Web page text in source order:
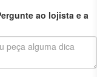
ao lojista e a